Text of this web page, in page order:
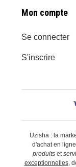
Mon compte
Se connecter
S'inscrire
Uzisha : la
d'achat en ligne
produitset
exceptionnelles,